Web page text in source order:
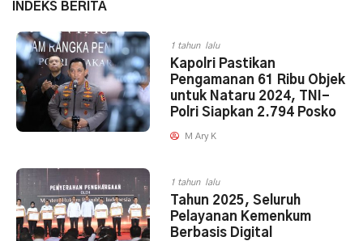
INDEKS BERITA
1 tahun lalu
Kapolri Pastikan
Pengamanan 61 Ribu Objek
untuk Nataru 2024, TNI-
Polri Siapkan 2.794 Posko
M Ary K
1 tahun lalu
Tahun 2025, Seluruh
Pelayanan Kemenkum
Berbasis Digital